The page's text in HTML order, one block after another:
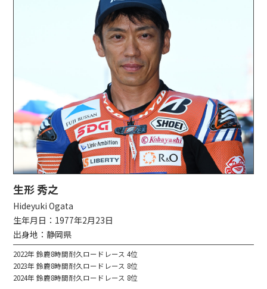
生形 秀之
Hideyuki Ogata
生年月日：1977年2月23日
出身地：静岡県
2022年 鈴鹿8時間耐久ロードレース 4位
2023年 鈴鹿8時間耐久ロードレース 8位
2024年 鈴鹿8時間耐久ロードレース 8位